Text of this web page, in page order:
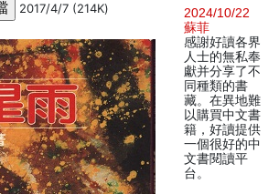
2017/4/7 (214K)
2024/10/22
蘇菲
感謝好讀各界
人士的無私奉
獻并分享了不
同種類的書
藏。在異地難
以購買中文書
籍，好讀提供
一個很好的中
文書閱讀平
台。